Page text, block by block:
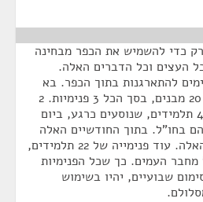
כדי להשמיש את הכפר מבחינה
העצים וכל הדברים האלה.
להתארגנות בתוך הכפר. בא
נאמר כך: בסך הכל נשרפו 20 מבנים, בסך הכל 3 פנימיות. 2
פנימיות של ילדי ברזיל, 44 תלמידים, שנוסעים כרגע, ביום
בחו"ל. בתוך החודשיים האלה
יגיעו יבילים לכל הילדים האלה. עוד פנימייה של 22 תלמידים,
מחבר העמים. כך שכל הפנימיות
ימים, מקסימום שבועיים, יהיו בשימוש